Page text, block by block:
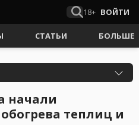
18+ ВОЙТИ
СТАТЬИ БОЛЬШЕ
начали
теплиц и